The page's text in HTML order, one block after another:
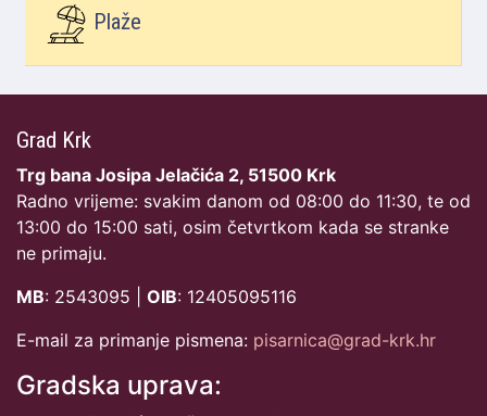
Plaže
Grad Krk
Trg bana Josipa Jelačića 2, 51500 Krk
Radno vrijeme: svakim danom od 08:00 do 11:30, te od
13:00 do 15:00 sati, osim četvrtkom kada se stranke
ne primaju.
MB: 2543095 | OIB: 12405095116
E-mail za primanje pismena: pisarnica@grad-krk.hr
Gradska uprava: